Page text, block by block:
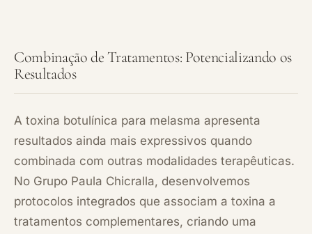
Combinação de Tratamentos: Potencializando os
Resultados
A toxina botulínica para melasma apresenta
resultados ainda mais expressivos quando
combinada com outras modalidades terapêuticas.
No Grupo Paula Chicralla, desenvolvemos
protocolos integrados que associam a toxina a
tratamentos complementares, criando uma